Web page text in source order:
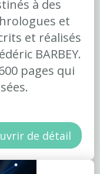
à des
et
et réalisés
BARBEY.
pages qui
de détail